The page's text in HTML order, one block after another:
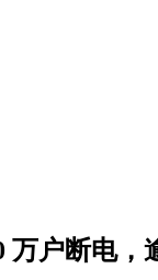
万户断电，